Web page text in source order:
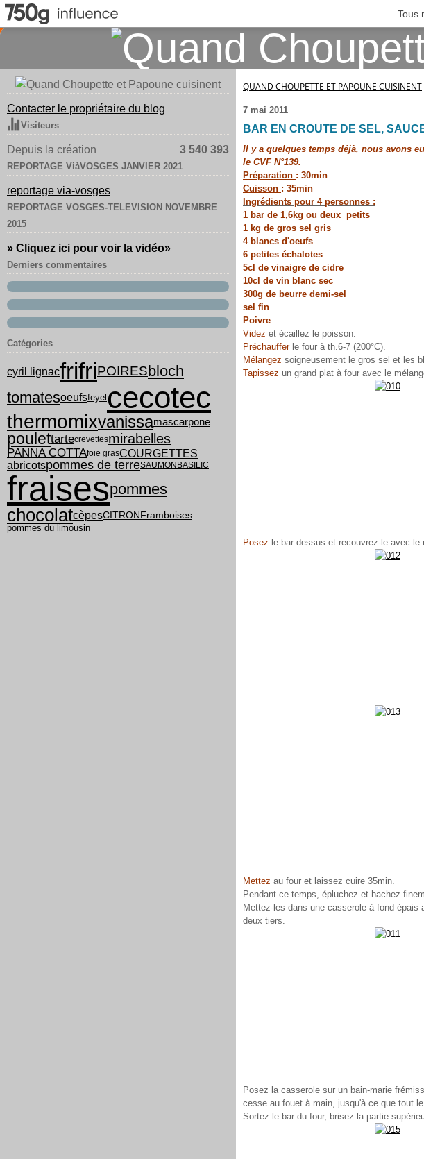
Tous
Contacter le propriétaire du blog
Visiteurs
Depuis la création 3 540 393
REPORTAGE ViàVOSGES JANVIER 2021
reportage via-vosges
REPORTAGE VOSGES-TELEVISION NOVEMBRE
2015
» Cliquez ici pour voir la vidéo»
Derniers commentaires
Catégories
cyril lignacfrifriPOIRESbloch
tomatesoeufsfeyel cecotec
thermomixvanissamascarpone
poulettartecrevettesmirabelles
PANNA COTTAfoie grasCOURGETTES
abricotspommes de terreSAUMON BASILIC
fraisespommes
chocolatcèpesCITRONFramboises
pommes du limousin
QUAND CHOUPETTE ET PAPOUNE CUISINENT
7 mai 2011
BAR EN CROUTE DE SEL,
Il y a quelques temps déjà, nous avons
le CVF N°139.
Préparation : 30min
Cuisson : 35min
Ingrédients pour 4 personnes :
1 bar de 1,6kg ou deux petits
1 kg de gros sel gris
4 blancs d'oeufs
6 petites échalotes
5cl de vinaigre de cidre
10cl de vin blanc sec
300g de beurre demi-sel
sel fin
Poivre
Videz et écaillez le poisson.
Préchauffer le four à th.6-7 (200°C).
Mélangez soigneusement le gros sel et les
Tapissez un grand plat à four avec le
Posez le bar dessus et recouvrez-le avec le
Mettez au four et laissez cuire 35min.
Pendant ce temps, épluchez et hachez
Mettez-les dans une casserole à fond
deux tiers.
Posez la casserole sur un bain-marie
cesse au fouet à main, jusqu'à ce que tout
Sortez le bar du four, brisez la partie